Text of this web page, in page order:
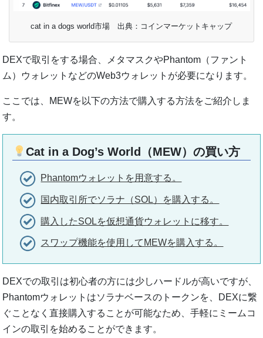
cat in a dogs world市場 出典：コインマーケットキャップ
DEXで取引をする場合、メタマスクやPhantom（ファント
ム）ウォレットなどのWeb3ウォレットが必要になります。
ここでは、MEWを以下の方法で購入する方法をご紹介しま
す。
Cat in a Dog’s World（MEW）の買い方
Phantomウォレットを用意する。
国内取引所でソラナ（SOL）を購入する。
購入したSOLを仮想通貨ウォレットに移す。
スワップ機能を使用してMEWを購入する。
DEXでの取引は初心者の方には少しハードルが高いですが、
Phantomウォレットはソラナベースのトークンを、DEXに繋
ぐことなく直接購入することが可能なため、手軽にミームコ
インの取引を始めることができます。